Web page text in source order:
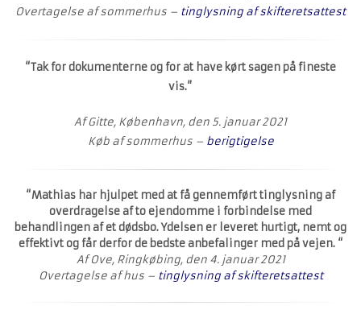
Overtagelse af sommerhus – tinglysning af skifteretsattest
“Tak for dokumenterne og for at have kørt sagen på fineste
vis.”
Af Gitte, København, den 5. januar 2021
Køb af sommerhus – berigtigelse
“Mathias har hjulpet med at få gennemført tinglysning af
overdragelse af to ejendomme i forbindelse med
behandlingen af et dødsbo. Ydelsen er leveret hurtigt, nemt og
effektivt og får derfor de bedste anbefalinger med på vejen. “
Af Ove, Ringkøbing, den 4. januar 2021
Overtagelse af hus – tinglysning af skifteretsattest